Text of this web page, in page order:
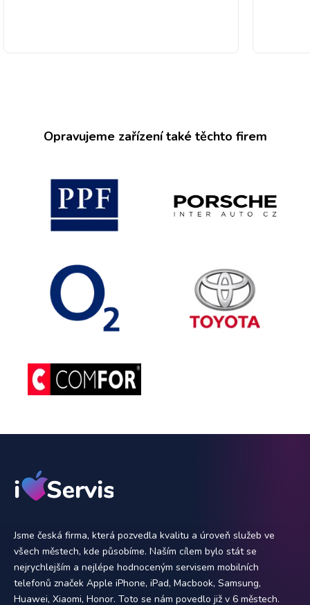
Opravujeme zařízení také těchto firem
Jsme česká firma, která pozvedla kvalitu a úroveň služeb ve
všech městech, kde působíme. Naším cílem bylo stát se
nejrychlejším a nejlépe hodnoceným servisem mobilních
telefonů značek Apple iPhone, iPad, Macbook, Samsung,
Huawei, Xiaomi, Honor. Toto se nám povedlo již v 6 městech.